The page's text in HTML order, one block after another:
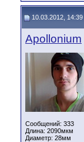
10.03.2012, 14:39
Apollonium
Сообщений: 333
Длина: 2090мкм
Диаметр: 28мм